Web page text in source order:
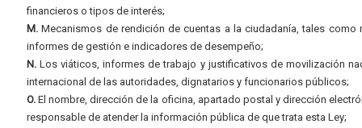
financieros o tipos de interés;
M. Mecanismos de rendición de cuentas a la ciudadanía, tales como
informes de gestión e indicadores de desempeño;
N. Los viáticos, informes de trabajo y justificativos de movilización
internacional de las autoridades, dignatarios y funcionarios públicos;
O. El nombre, dirección de la oficina, apartado postal y dirección
responsable de atender la información pública de que trata esta Ley;